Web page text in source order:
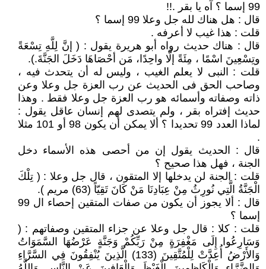
99 إسما ؟ آه يا بقر .!!
قال : هل هناك لله جل وعلا 99 إسما ؟
قلت : هذا غيب لا أعرفه .
قال : هناك حديث رواه أبو هريرة يقول : ( إنَّ لِلَّهِ تِسْعَةً
وتِسْعِينَ اسْمًا ، مِئَةً إلَّا واحِدًا، مَن أحْصَاهَا دَخَلَ الجَنَّةَ.).
قلت : النبى لا يعلم الغيب ، وليس له أن يتحدث فيه ،
وصاحب الحق فى الحديث عن رب العزة جل وعلا وعن
ذاته وصفاته وأسمائه هو رب العزة جل وعلا فقط . وهذا
حديث إفتراه بقر ، ولم يتصدى لهم إنسان عاقل يقول :
لماذا العدد 99 تحديدا ؟ ألا يمكن أن يكون 98 أو 101 مثلا
.
قال : الحديث يقول إن من أحصى هذه الأسماء دخل
الجنة ، فهل هذا صحيح ؟
قلت : الجنة لن يدخلها إلا المتقون ، قال جل وعلا : ( تِلْكَ
الْجَنَّةُ الَّتِي نُورِثُ مِنْ عِبَادِنَا مَنْ كَانَ تَقِيّاً (63) مريم ).
قال : ألا يجوز أن يكون من صفات المتقين إحصاء ال 99
إسما ؟
قلت : كلا : قال جل وعلا عن جزاء المتقين وصفاتهم : (
وَسَارِعُوا إِلَى مَغْفِرَةٍ مِنْ رَبِّكُمْ وَجَنَّةٍ عَرْضُهَا السَّمَوَاتُ
وَالأَرْضُ أُعِدَّتْ لِلْمُتَّقِينَ (133) الَّذِينَ يُنْفِقُونَ فِي السَّرَّاءِ